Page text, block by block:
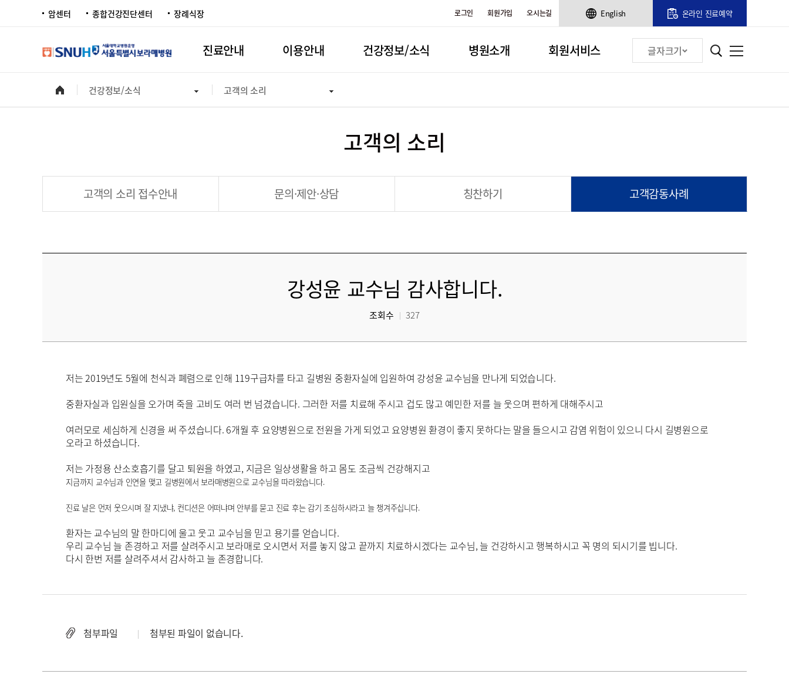
암센터 종합건강진단센터 장례식장 로그인 회원가입 오시는길 English 온라인 진료예약
진료안내 이용안내 건강정보/소식 병원소개 회원서비스 글자크기
건강정보/소식 고객의 소리
고객의 소리
고객의 소리 접수안내 문의·제안·상담 칭찬하기 고객감동사례
강성윤 교수님 감사합니다.
조회수 327
저는 2019년도 5월에 천식과 폐렴으로 인해 119구급차를 타고 길병원 중환자실에 입원하여 강성윤 교수님을 만나게 되었습니다.
중환자실과 입원실을 오가며 죽을 고비도 여러 번 넘겼습니다. 그러한 저를 치료해 주시고 겁도 많고 예민한 저를 늘 웃으며 편하게 대해주시고
여러모로 세심하게 신경을 써 주셨습니다. 6개월 후 요양병원으로 전원을 가게 되었고 요양병원 환경이 좋지 못하다는 말을 들으시고 감염 위험이 있으니 다시 길병원으로
오라고 하셨습니다.
저는 가정용 산소호흡기를 달고 퇴원을 하였고, 지금은 일상생활을 하고 몸도 조금씩 건강해지고
지금까지 교수님과 인연을 맺고 길병원에서 보라매병원으로 교수님을 따라왔습니다.
진료 날은 먼저 웃으시며 잘 지냈냐, 컨디션은 어떠냐며 안부를 묻고 진료 후는 감기 조심하시라고 늘 챙겨주십니다.
환자는 교수님의 말 한마디에 울고 웃고 교수님을 믿고 용기를 얻습니다.
우리 교수님 늘 존경하고 저를 살려주시고 보라매로 오시면서 저를 놓지 않고 끝까지 치료하시겠다는 교수님, 늘 건강하시고 행복하시고 꼭 명의 되시기를 빕니다.
다시 한번 저를 살려주셔서 감사하고 늘 존경합니다.
첨부파일 첨부된 파일이 없습니다.